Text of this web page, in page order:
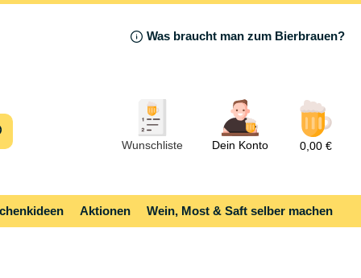
Was braucht man zum Bierbrauen?
Wunschliste Dein Konto 0,00 €
Aktionen Wein, Most & Saft selber machen